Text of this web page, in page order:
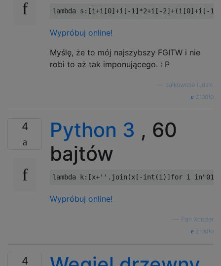
lambda s :[i+i [0]+i [-1 ]*2+i [-2]+(i [0]+i [-1
Wypróbuj online!
Myślę, że to mój najszybszy FGITW i nie
robi to aż tak imponującego. : P
całkowicie ludzki
źródło
4 Python 3 , 60
bajtów
lambda k:[x+'' . join (x [-int (i )] for i in
Wypróbuj online!
Pan Xcoder
źródło
4